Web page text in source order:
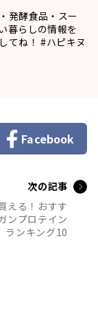
発酵食品・スー
暮らしの情報を
てね！ #ハピキヌ
Facebook
次の記事
える！おすす
ンプロテイン
ランキング10